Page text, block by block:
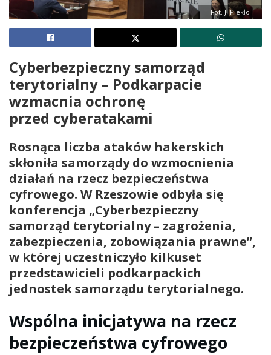
Fot. J. Piekło
Cyberbezpieczny samorząd
terytorialny – Podkarpacie
wzmacnia ochronę
przed cyberatakami
Rosnąca liczba ataków hakerskich
skłoniła samorządy do wzmocnienia
działań na rzecz bezpieczeństwa
cyfrowego. W Rzeszowie odbyła się
konferencja „Cyberbezpieczny
samorząd terytorialny – zagrożenia,
zabezpieczenia, zobowiązania prawne”,
w której uczestniczyło kilkuset
przedstawicieli podkarpackich
jednostek samorządu terytorialnego.
Wspólna inicjatywa na rzecz
bezpieczeństwa cyfrowego